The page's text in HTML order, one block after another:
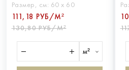
Размер, см: 60 х 60
111,18 РУБ/М²
130,80 РУБ/М²
м²